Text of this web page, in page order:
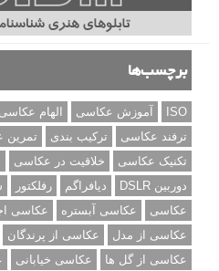
برچسب‌ها
ISO آموزش عکاسی الهام عکاسی
ترفند عکاسی
ترکیب بندی تمرین
تکنیک عکاسی
خلاقیت در عکاسی
دوربین DSLR
دیافراگم رفلکتور
عکاسی
عکاسی آبستره
عکاسی
عکاسی از مدل
عکاسی از پرندگان
عکاسی از گل ها
عکاسی خیابانی